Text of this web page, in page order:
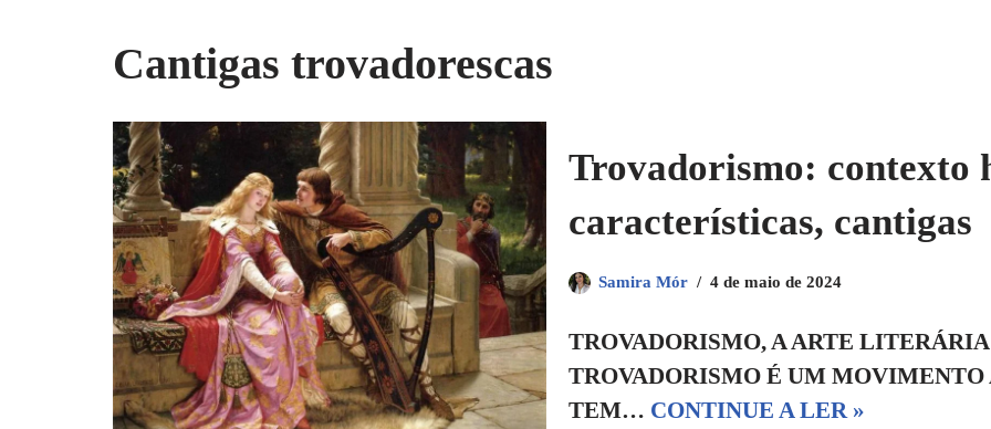
Cantigas trovadorescas
Trovadorismo: contexto
características, cantigas
Samira Mór 4 de maio de 2024
TROVADORISMO, A ARTE
TROVADORISMO É UM MOVIMENTO
TEM… CONTINUE A LER »